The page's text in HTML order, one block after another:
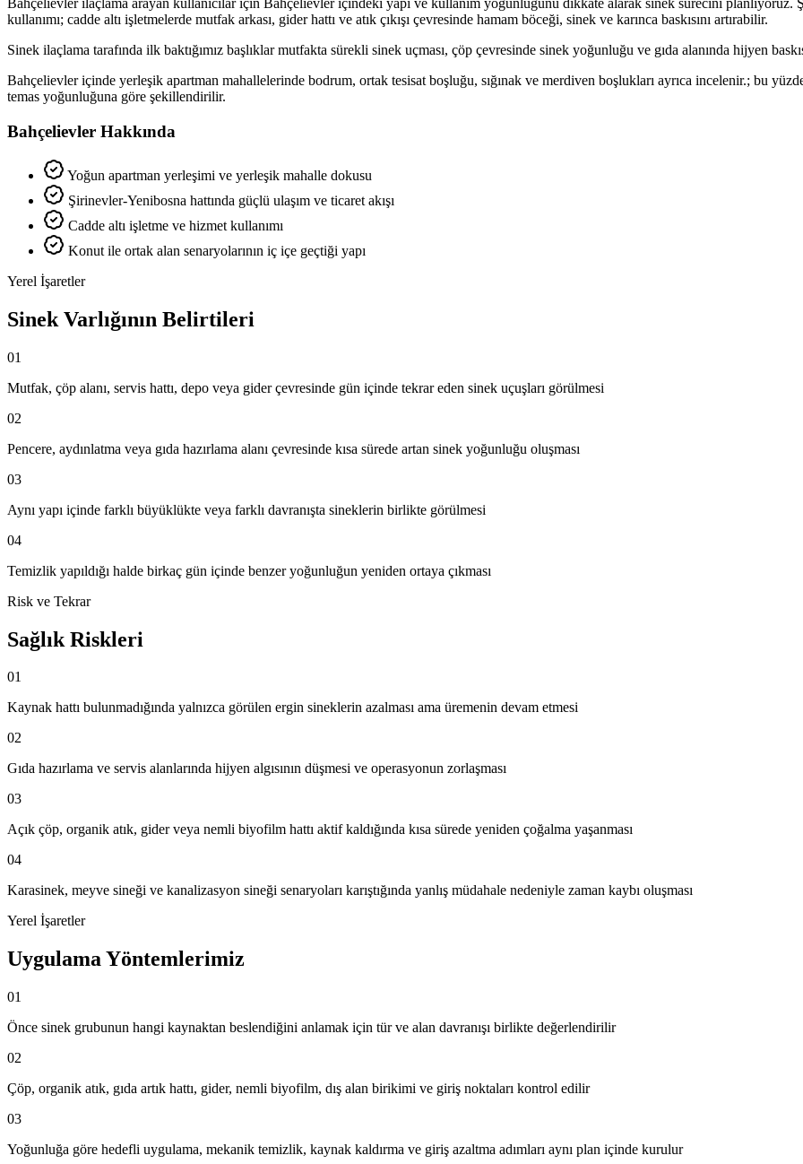
Bahçelievler ilaçlama arayan kullanıcılar için Bahçelievler içindeki yapı ve kullanım yoğunluğunu dikkate alarak sinek sürecini planlıyoruz.
kullanımı; cadde altı işletmelerde mutfak arkası, gider hattı ve atık çıkışı çevresinde hamam böceği, sinek ve karınca baskısını artırabilir.
Sinek ilaçlama tarafında ilk baktığımız başlıklar mutfakta sürekli sinek uçması, çöp çevresinde sinek yoğunluğu ve gıda alanında hijyen
Bahçelievler içinde yerleşik apartman mahallelerinde bodrum, ortak tesisat boşluğu, sığınak ve merdiven boşlukları ayrıca incelenir.; bu
temas yoğunluğuna göre şekillendirilir.
Bahçelievler Hakkında
Yoğun apartman yerleşimi ve yerleşik mahalle dokusu
Şirinevler-Yenibosna hattında güçlü ulaşım ve ticaret akışı
Cadde altı işletme ve hizmet kullanımı
Konut ile ortak alan senaryolarının iç içe geçtiği yapı
Yerel İşaretler
Sinek Varlığının Belirtileri
01
Mutfak, çöp alanı, servis hattı, depo veya gider çevresinde gün içinde tekrar eden sinek uçuşları görülmesi
02
Pencere, aydınlatma veya gıda hazırlama alanı çevresinde kısa sürede artan sinek yoğunluğu oluşması
03
Aynı yapı içinde farklı büyüklükte veya farklı davranışta sineklerin birlikte görülmesi
04
Temizlik yapıldığı halde birkaç gün içinde benzer yoğunluğun yeniden ortaya çıkması
Risk ve Tekrar
Sağlık Riskleri
01
Kaynak hattı bulunmadığında yalnızca görülen ergin sineklerin azalması ama üremenin devam etmesi
02
Gıda hazırlama ve servis alanlarında hijyen algısının düşmesi ve operasyonun zorlaşması
03
Açık çöp, organik atık, gider veya nemli biyofilm hattı aktif kaldığında kısa sürede yeniden çoğalma yaşanması
04
Karasinek, meyve sineği ve kanalizasyon sineği senaryoları karıştığında yanlış müdahale nedeniyle zaman kaybı oluşması
Yerel İşaretler
Uygulama Yöntemlerimiz
01
Önce sinek grubunun hangi kaynaktan beslendiğini anlamak için tür ve alan davranışı birlikte değerlendirilir
02
Çöp, organik atık, gıda artık hattı, gider, nemli biyofilm, dış alan birikimi ve giriş noktaları kontrol edilir
03
Yoğunluğa göre hedefli uygulama, mekanik temizlik, kaynak kaldırma ve giriş azaltma adımları aynı plan içinde kurulur